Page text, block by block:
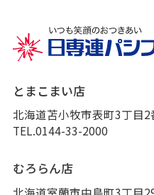
とまこまい店
北海道苫小牧市表町3丁目
TEL.0144-33-2000
むろらん店